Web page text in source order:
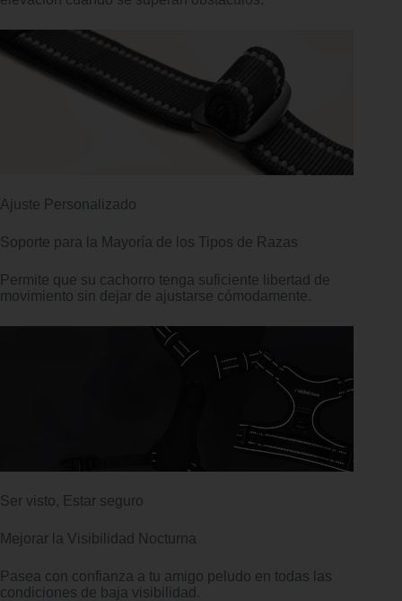
Ajuste Personalizado
Soporte para la Mayoría de los Tipos de Razas
Permite que su cachorro tenga suficiente libertad de
movimiento sin dejar de ajustarse cómodamente.
Ser visto, Estar seguro
Mejorar la Visibilidad Nocturna
Pasea con confianza a tu amigo peludo en todas las
condiciones de baja visibilidad.